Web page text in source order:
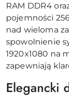
RAM DDR4
pojemności
nad wieloma
spowolnienie
1920x1080 na
zapewniają
Elegancki